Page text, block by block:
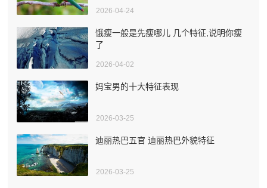
2026-04-24
饿瘦一般是先瘦哪儿 几个特征,说明你瘦
了
2026-04-02
妈宝男的十大特征表现
2026-03-25
迪丽热巴五官 迪丽热巴外貌特征
2026-03-25